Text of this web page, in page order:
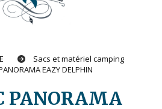
Sacs et matériel camping
EAZY DELPHIN